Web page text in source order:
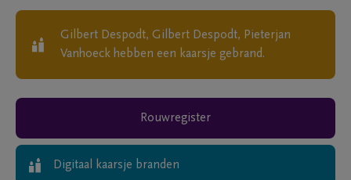
Gilbert Despodt, Gilbert Despodt, Pieterjan
Vanhoeck hebben een kaarsje gebrand.
Rouwregister
Digitaal kaarsje branden